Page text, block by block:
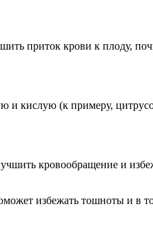
приток крови к плоду,
и кислую (к примеру,
кровообращение и
избежать тошноты и в